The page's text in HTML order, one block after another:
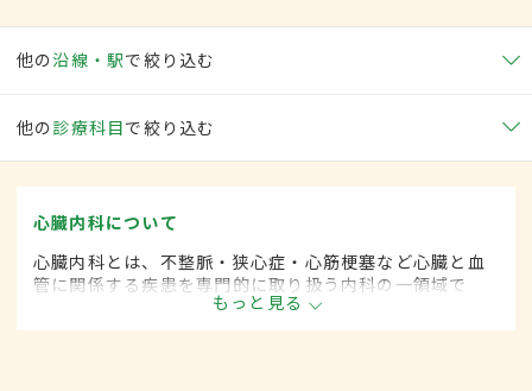
他の沿線・駅で絞り込む
他の 診療科目で絞り込む
心臓内科について
心臓内科とは、不整脈・狭心症・心筋梗塞など心臓と血
管に関係する疾患を専門的に取り扱う内科の一領域で
もっと見る